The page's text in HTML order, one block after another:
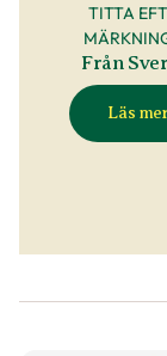
TITTA
Från
Läs